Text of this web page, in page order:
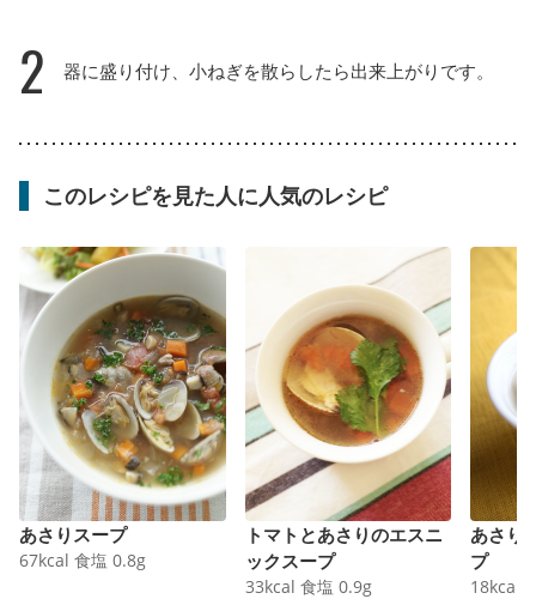
2 器に盛り付け、小ねぎを散らしたら出来上がりです。
このレシピを見た人に人気のレシピ
あさりスープ
67kcal 食塩 0.8g
トマトとあさりのエスニ
ックスープ
33kcal 食塩 0.9g
あさり
プ
18kcal